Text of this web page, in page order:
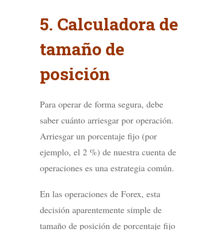
5. Calculadora de
tamaño de
posición
Para operar de forma segura, debe
saber cuánto arriesgar por operación.
Arriesgar un porcentaje fijo (por
ejemplo, el 2 %) de nuestra cuenta de
operaciones es una estrategia común.
En las operaciones de Forex, esta
decisión aparentemente simple de
tamaño de posición de porcentaje fijo